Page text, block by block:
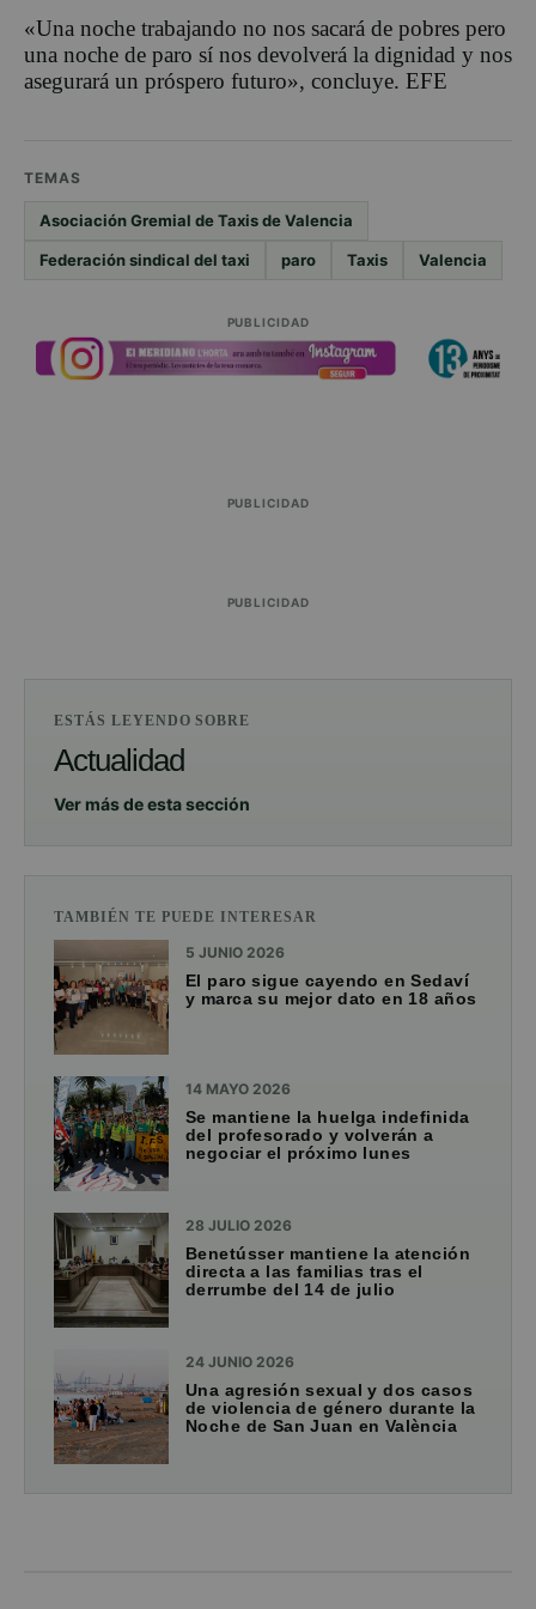
«Una noche trabajando no nos sacará de pobres pero
una noche de paro sí nos devolverá la dignidad y nos
asegurará un próspero futuro», concluye. EFE
TEMAS
Asociación Gremial de Taxis de Valencia
Federación sindical del taxi paro Taxis Valencia
PUBLICIDAD
PUBLICIDAD
PUBLICIDAD
ESTÁS LEYENDO SOBRE
Actualidad
Ver más de esta sección
TAMBIÉN TE PUEDE INTERESAR
5 JUNIO 2026
El paro sigue cayendo en Sedaví
y marca su mejor dato en 18 años
14 MAYO 2026
Se mantiene la huelga indefinida
del profesorado y volverán a
negociar el próximo lunes
28 JULIO 2026
Benetússer mantiene la atención
directa a las familias tras el
derrumbe del 14 de julio
24 JUNIO 2026
Una agresión sexual y dos casos
de violencia de género durante la
Noche de San Juan en València